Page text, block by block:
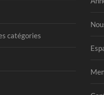
catégories